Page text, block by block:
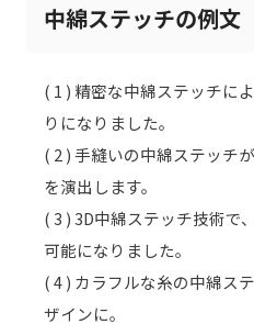
中綿ステッチの例文
( 1 ) 精密な中綿ステッチに
りになりました。
( 2 ) 手縫いの中綿ステッチ
を演出します。
( 3 ) 3D中綿ステッチ技術で
可能になりました。
( 4 ) カラフルな糸の中綿ス
ザインに。